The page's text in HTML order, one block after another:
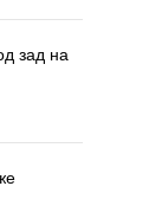
зад на